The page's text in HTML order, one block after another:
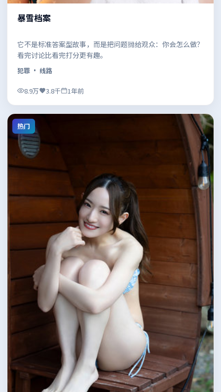
暴雪档案
它不是标准答案型故事，而是把问题抛给观众：你会怎么做？
看完讨论比看完打分更有趣。
犯罪 · 线路
8.9万 3.8千 1年前
热门